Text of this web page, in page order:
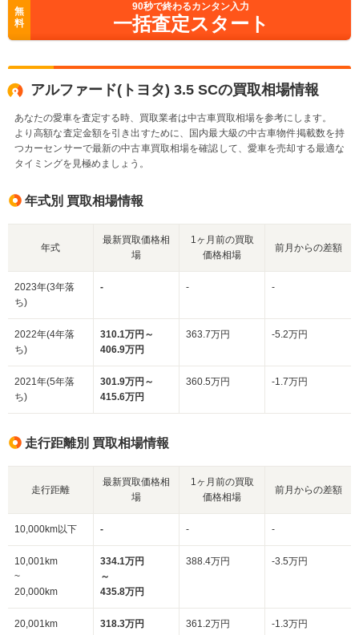
無
料
90秒で終わるカンタン入力
一括査定スタート
アルファード(トヨタ) 3.5 SCの買取相場情報
あなたの愛車を査定する時、買取業者は中古車買取相場を参考にします。
より高額な査定金額を引き出すために、国内最大級の中古車物件掲載数を持
つカーセンサーで最新の中古車買取相場を確認して、愛車を売却する最適な
タイミングを見極めましょう。
年式別 買取相場情報
年式
最新買取価格相
場
1ヶ月前の買取
価格相場
前月からの差額
2023年(3年落
ち)
- - -
2022年(4年落
ち)
310.1万円～
406.9万円
363.7万円 -5.2万円
2021年(5年落
ち)
301.9万円～
415.6万円
360.5万円 -1.7万円
走行距離別 買取相場情報
走行距離
最新買取価格相
場
1ヶ月前の買取
価格相場
前月からの差額
10,000km以下 - - -
10,001km
~
20,000km
334.1万円
～
435.8万円
388.4万円 -3.5万円
20,001km
318.3万円
361.2万円 -1.3万円